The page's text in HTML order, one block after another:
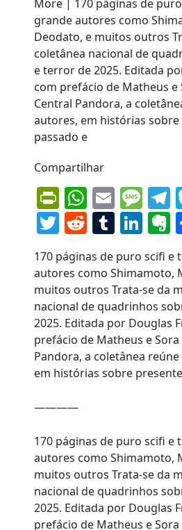
Compartilhar
Email
Twitter
Reddit
170 páginas de puro scifi e
autores como Shimamoto,
muitos outros Trata-se da
nacional de quadrinhos
2025. Editada por Douglas
prefácio de Matheus e
Pandora, a coletânea
em histórias sobre
————
170 páginas de puro scifi e
autores como Shimamoto,
muitos outros Trata-se da
nacional de quadrinhos
2025. Editada por Douglas
prefácio de Matheus e